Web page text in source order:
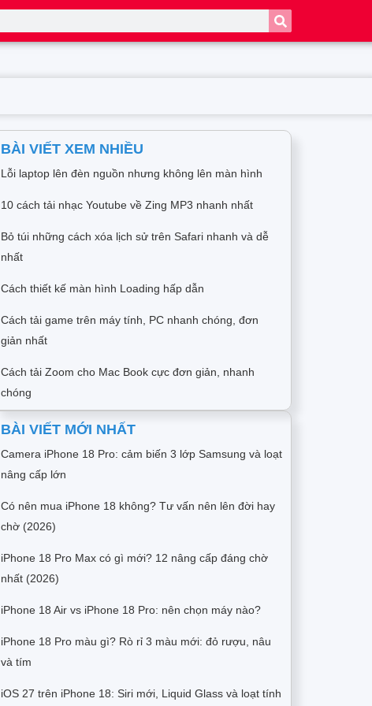
BÀI VIẾT XEM NHIỀU
Lỗi laptop lên đèn nguồn nhưng không lên màn hình
10 cách tải nhạc Youtube về Zing MP3 nhanh nhất
Bỏ túi những cách xóa lịch sử trên Safari nhanh và dễ
nhất
Cách thiết kế màn hình Loading hấp dẫn
Cách tải game trên máy tính, PC nhanh chóng, đơn
giản nhất
Cách tải Zoom cho Mac Book cực đơn giản, nhanh
chóng
BÀI VIẾT MỚI NHẤT
Camera iPhone 18 Pro: cảm biến 3 lớp Samsung và loạt
nâng cấp lớn
Có nên mua iPhone 18 không? Tư vấn nên lên đời hay
chờ (2026)
iPhone 18 Pro Max có gì mới? 12 nâng cấp đáng chờ
nhất (2026)
iPhone 18 Air vs iPhone 18 Pro: nên chọn máy nào?
iPhone 18 Pro màu gì? Rò rỉ 3 màu mới: đỏ rượu, nâu
và tím
iOS 27 trên iPhone 18: Siri mới, Liquid Glass và loạt tính